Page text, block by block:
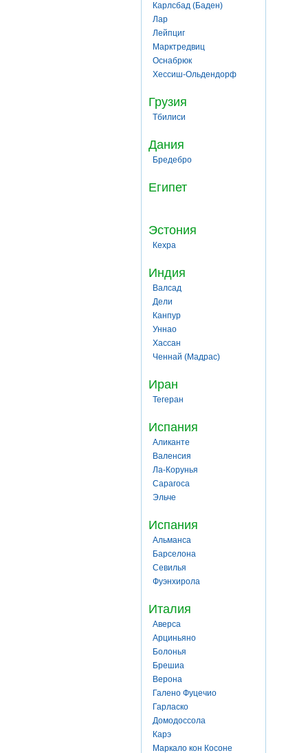
Карлсбад (Баден)
Лар
Лейпциг
Марктредвиц
Оснабрюк
Хессиш-Ольдендорф
Грузия
Тбилиси
Дания
Бредебро
Египет
Эстония
Кехра
Индия
Валсад
Дели
Канпур
Уннао
Хассан
Ченнай (Мадрас)
Иран
Тегеран
Испания
Аликанте
Валенсия
Ла-Корунья
Сарагоса
Эльче
Испания
Альманса
Барселона
Севилья
Фуэнхирола
Италия
Аверса
Арциньяно
Болонья
Брешиа
Верона
Галено Фуцечио
Гарласко
Домодоссола
Карэ
Маркало кон Косоне